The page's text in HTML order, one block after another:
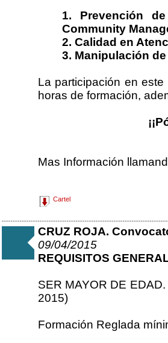
1. Prevención
Community
2. Calidad en
3. Manipulación
La participación en
horas de formación,
Mas Información
Cartel
CRUZ ROJA.
09/04/2015
REQUISITOS
SER MAYOR DE
2015)
Formación Reglada